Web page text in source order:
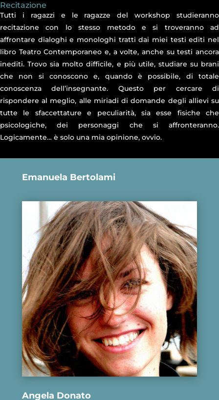
Recitazione
Tutti i ragazzi e le ragazze del workshop studieranno
recitazione con lo stesso metodo e si troveranno ad
affrontare dialoghi e monologhi tratti dai miei testi editi nel
libro Teatro Contemporaneo e, a volte, anche su testi ancora
inediti. Trovo sia molto difficile, e più utile, studiare su brani
che non si conoscono e, quando è possibile, di totale
conoscenza dell’insegnante. Questo per cercare di
rispondere al meglio, alle miriadi di domande degli allievi su
tutte le sfaccettature e peculiarità, sia esse fisiche che
psicologiche, dei personaggi che si affronteranno.
Logicamente… è solo una mia opinione, ovvio.
Emanuela Bertolami
Angela Donato